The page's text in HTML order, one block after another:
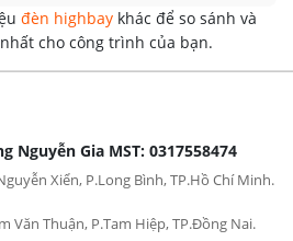
đèn highbay khác để so sánh và
cho công trình của bạn.
Nguyễn Gia MST: 0317558474
Xiển, P.Long Bình, TP.Hồ Chí Minh.
Văn Thuận, P.Tam Hiệp, TP.Đồng Nai.